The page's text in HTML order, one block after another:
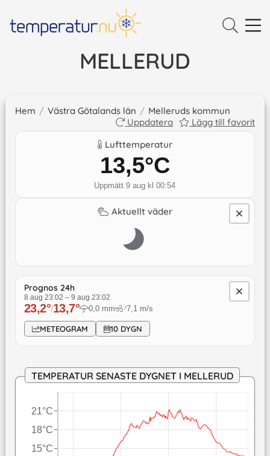
MELLERUD
Hem / Västra Götalands län / Melleruds kommun
Uppdatera
Lägg till favorit
Lufttemperatur
13,5°C
Uppmätt 9 aug kl 00:54
Aktuellt väder
Prognos 24h
8 aug 23:02 – 9 aug 23:02
23,2°/13,7° 0,0 mm ↓7,1 m/s
METEOGRAM 10 DYGN
TEMPERATUR SENASTE DYGNET I MELLERUD
15°C
18°C
21°C